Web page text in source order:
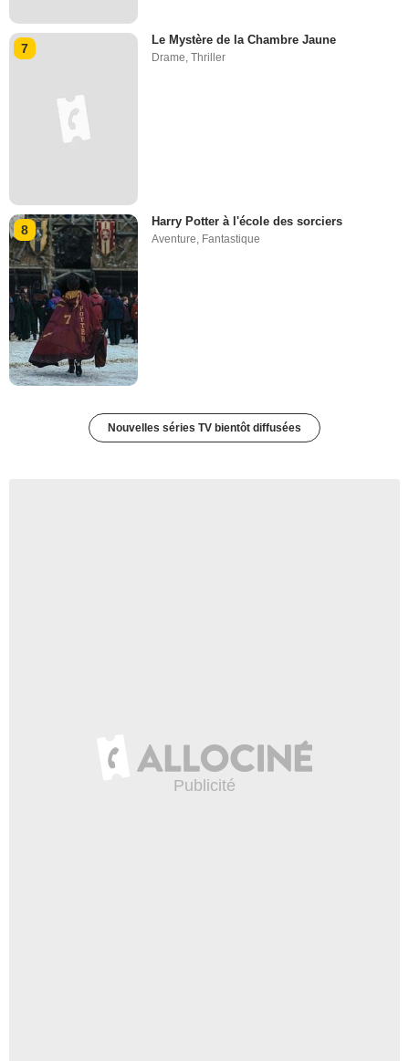
7
Le Mystère de la Chambre Jaune
Drame,Thriller
8
Harry Potter à l'école des sorciers
Aventure Fantastique
Nouvelles séries TV bientôt diffusées